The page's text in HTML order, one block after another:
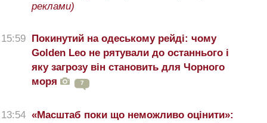
реклами)
15:59
Покинутий на одеському рейді: чому
Golden Leo не рятували до останнього і
яку загрозу він становить для Чорного
моря
7
13:54 «Масштаб поки що неможливо оцінити»: